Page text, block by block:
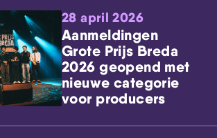
28 april 2026
Aanmeldingen
Grote Prijs Breda
2026 geopend met
nieuwe categorie
voor producers